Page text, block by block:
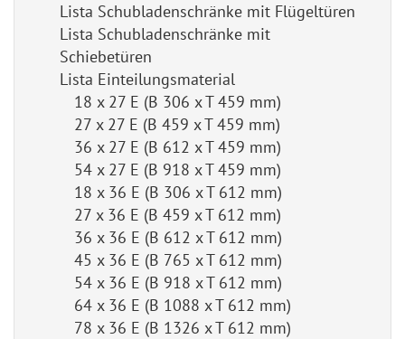
Lista Schubladenschränke mit Flügeltüren
Lista Schubladenschränke mit
Schiebetüren
Lista Einteilungsmaterial
18 x 27 E (B 306 x T 459 mm)
27 x 27 E (B 459 x T 459 mm)
36 x 27 E (B 612 x T 459 mm)
54 x 27 E (B 918 x T 459 mm)
18 x 36 E (B 306 x T 612 mm)
27 x 36 E (B 459 x T 612 mm)
36 x 36 E (B 612 x T 612 mm)
45 x 36 E (B 765 x T 612 mm)
54 x 36 E (B 918 x T 612 mm)
64 x 36 E (B 1088 x T 612 mm)
78 x 36 E (B 1326 x T 612 mm)